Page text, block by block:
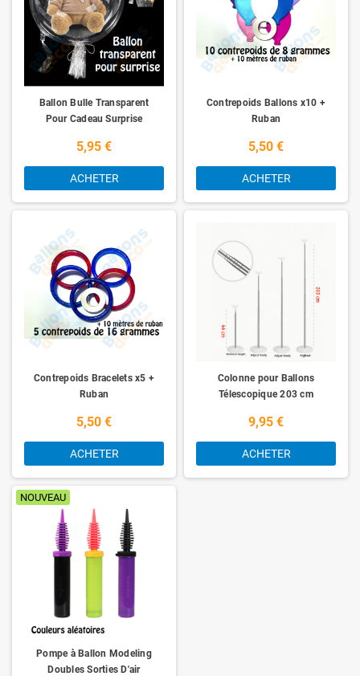
Ballon Bulle Transparent
Pour Cadeau Surprise
5,95 €
ACHETER
Contrepoids Ballons x10 +
Ruban
5,50 €
ACHETER
Contrepoids Bracelets x5 +
Ruban
5,50 €
ACHETER
Colonne pour Ballons
Télescopique 203 cm
9,95 €
ACHETER
NOUVEAU
Pompe à Ballon Modeling
Doubles Sorties D'air